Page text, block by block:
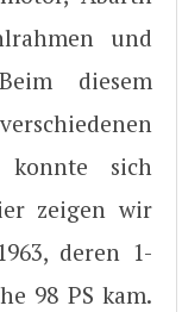
und
diesem
konnte sich
zeigen wir
deren 1-
98 PS kam.